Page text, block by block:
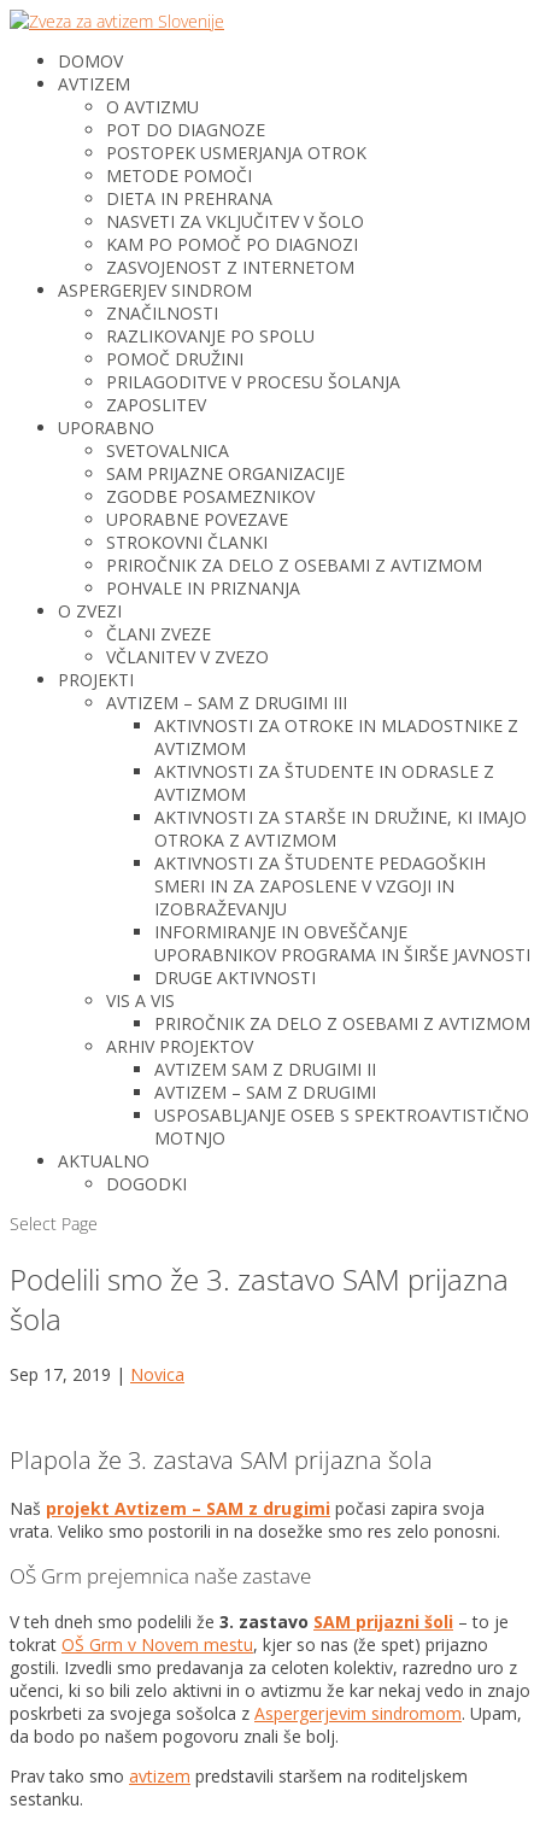
DOMOV
AVTIZEM
O AVTIZMU
POT DO DIAGNOZE
POSTOPEK USMERJANJA OTROK
METODE POMOČI
DIETA IN PREHRANA
NASVETI ZA VKLJUČITEV V ŠOLO
KAM PO POMOČ PO DIAGNOZI
ZASVOJENOST Z INTERNETOM
ASPERGERJEV SINDROM
ZNAČILNOSTI
RAZLIKOVANJE PO SPOLU
POMOČ DRUŽINI
PRILAGODITVE V PROCESU ŠOLANJA
ZAPOSLITEV
UPORABNO
SVETOVALNICA
SAM PRIJAZNE ORGANIZACIJE
ZGODBE POSAMEZNIKOV
UPORABNE POVEZAVE
STROKOVNI ČLANKI
PRIROČNIK ZA DELO Z OSEBAMI Z AVTIZMOM
POHVALE IN PRIZNANJA
O ZVEZI
ČLANI ZVEZE
VČLANITEV V ZVEZO
PROJEKTI
AVTIZEM – SAM Z DRUGIMI III
AKTIVNOSTI ZA OTROKE IN MLADOSTNIKE Z
AVTIZMOM
AKTIVNOSTI ZA ŠTUDENTE IN ODRASLE Z
AVTIZMOM
AKTIVNOSTI ZA STARŠE IN DRUŽINE, KI IMAJO
OTROKA Z AVTIZMOM
AKTIVNOSTI ZA ŠTUDENTE PEDAGOŠKIH
SMERI IN ZA ZAPOSLENE V VZGOJI IN
IZOBRAŽEVANJU
INFORMIRANJE IN OBVEŠČANJE
UPORABNIKOV PROGRAMA IN ŠIRŠE JAVNOSTI
DRUGE AKTIVNOSTI
VIS A VIS
PRIROČNIK ZA DELO Z OSEBAMI Z AVTIZMOM
ARHIV PROJEKTOV
AVTIZEM SAM Z DRUGIMI II
AVTIZEM – SAM Z DRUGIMI
USPOSABLJANJE OSEB S SPEKTROAVTISTIČNO
MOTNJO
AKTUALNO
DOGODKI
Select Page
Podelili smo že 3. zastavo SAM prijazna
šola
Sep 17, 2019 | Novica
Plapola že 3. zastava SAM prijazna šola
Naš projekt Avtizem – SAM z drugimi počasi zapira svoja
vrata. Veliko smo postorili in na dosežke smo res zelo ponosni.
OŠ Grm prejemnica naše zastave
V teh dneh smo podelili že 3. zastavo SAM prijazni šoli – to je
tokrat OŠ Grm v Novem mestu, kjer so nas (že spet) prijazno
gostili. Izvedli smo predavanja za celoten kolektiv, razredno uro z
učenci, ki so bili zelo aktivni in o avtizmu že kar nekaj vedo in znajo
poskrbeti za svojega sošolca z Aspergerjevim sindromom. Upam,
da bodo po našem pogovoru znali še bolj.
Prav tako smo avtizem predstavili staršem na roditeljskem
sestanku.